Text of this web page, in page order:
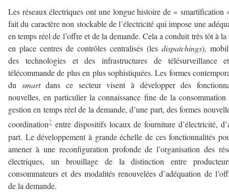
Les réseaux électriques ont une longue histoire de « smartification
fait du caractère non stockable de l’électricité qui impose une
en temps réel de l’offre et de la demande. Cela a conduit très tôt à la
en place centres de contrôles centralisés (les dispatchings),
des technologies et des infrastructures de télésurveillance
télécommande de plus en plus sophistiquées. Les formes
du smartdans ce secteur visent à développer des
nouvelles, en particulier la connaissance fine de la
gestion en temps réel de la demande, d’une part, des formes
coordination2 entre dispositifs locaux de fourniture d’électricité,
part. Le développement à grande échelle de ces fonctionnalités
amener à une reconfiguration profonde de l’organisation des
électriques, un brouillage de la distinction entre
consommateurs et des modalités renouvelées d’adéquation de
de la demande.